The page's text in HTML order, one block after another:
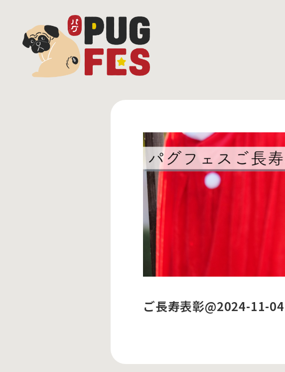
ご長寿表彰@2024-11-04